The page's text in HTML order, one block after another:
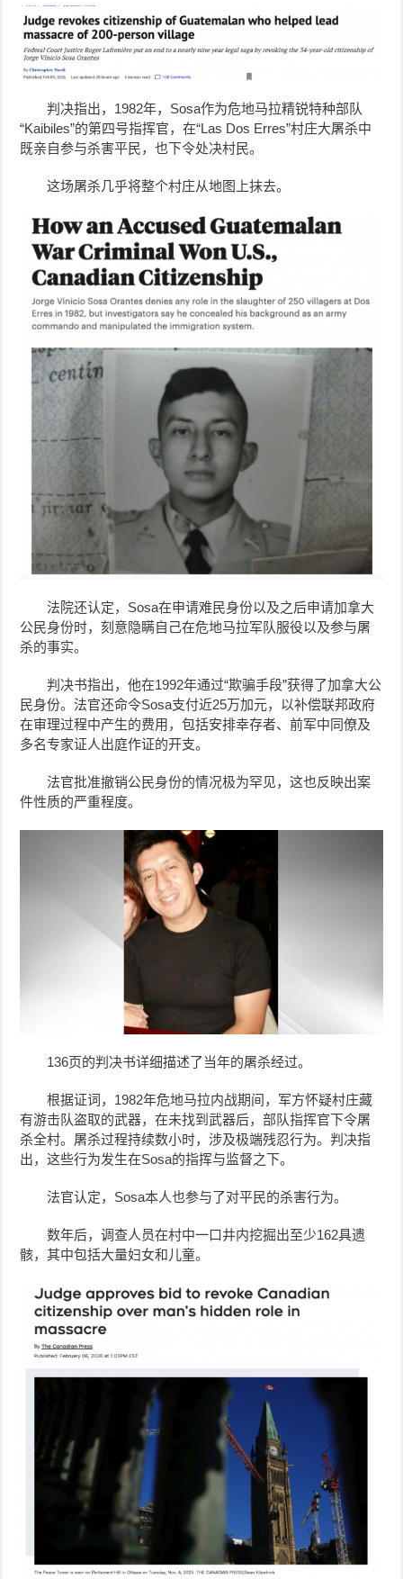
判决指出，1982年，Sosa作为危地马拉精锐特种部队
“Kaibiles”的第四号指挥官，在“Las Dos Erres”村庄大屠杀中
既亲自参与杀害平民，也下令处决村民。
这场屠杀几乎将整个村庄从地图上抹去。
法院还认定，Sosa在申请难民身份以及之后申请加拿大
公民身份时，刻意隐瞒自己在危地马拉军队服役以及参与屠
杀的事实。
判决书指出，他在1992年通过“欺骗手段”获得了加拿大公
民身份。法官还命令Sosa支付近25万加元，以补偿联邦政府
在审理过程中产生的费用，包括安排幸存者、前军中同僚及
多名专家证人出庭作证的开支。
法官批准撤销公民身份的情况极为罕见，这也反映出案
件性质的严重程度。
136页的判决书详细描述了当年的屠杀经过。
根据证词，1982年危地马拉内战期间，军方怀疑村庄藏
有游击队盗取的武器，在未找到武器后，部队指挥官下令屠
杀全村。屠杀过程持续数小时，涉及极端残忍行为。判决指
出，这些行为发生在Sosa的指挥与监督之下。
法官认定，Sosa本人也参与了对平民的杀害行为。
数年后，调查人员在村中一口井内挖掘出至少162具遗
骸，其中包括大量妇女和儿童。